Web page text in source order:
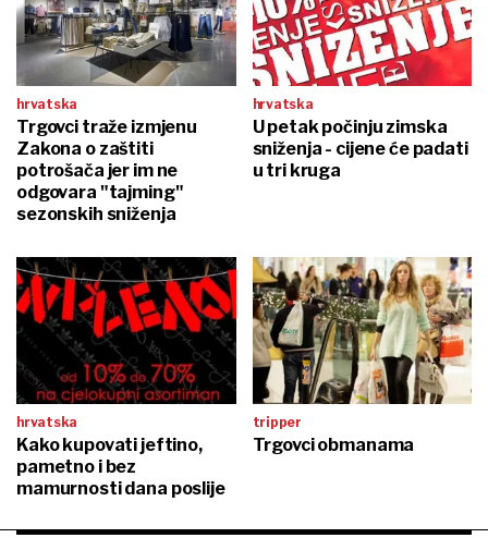
hrvatska
Trgovci traže izmjenu
Zakona o zaštiti
potrošača jer im ne
odgovara "tajming"
sezonskih sniženja
hrvatska
U petak počinju zimska
sniženja - cijene će padati
u tri kruga
hrvatska
Kako kupovati jeftino,
pametno i bez
mamurnosti dana poslije
tripper
Trgovci obmanama